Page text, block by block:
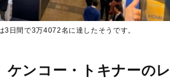
日間で3万4072名に達したそうです。
ンコー・トキナーのレ